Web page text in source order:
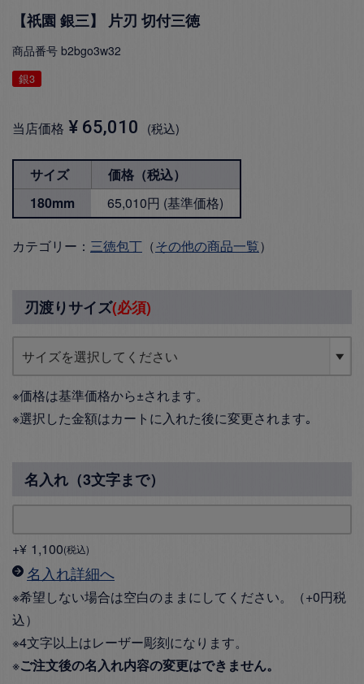
【祇園 銀三】 片刃 切付三徳
商品番号 b2bgo3w32
銀3
当店価格 ¥ 65,010 税込
サイズ
価格（税込）
180mm
65,010円 (基準価格)
カテゴリー： 三徳包丁 （その他の商品一覧）
刃渡りサイズ(必須)
※価格は基準価格から±されます。
※選択した金額はカートに入れた後に変更されます｡
名入れ（3文字まで）
+¥ 1,100 税込
名入れ詳細へ
※希望しない場合は空白のままにしてください。（+0円税
込）
※4文字以上はレーザー彫刻になります。
※ご注文後の名入れ内容の変更はできません。